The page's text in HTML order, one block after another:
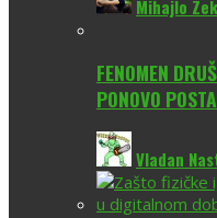
Mihajlo
FENOMEN
PONOVO
Vladan